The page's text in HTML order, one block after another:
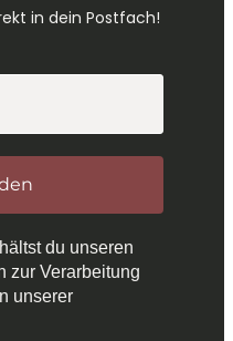
in dein Postfach!
du unseren
zur Verarbeitung
unserer